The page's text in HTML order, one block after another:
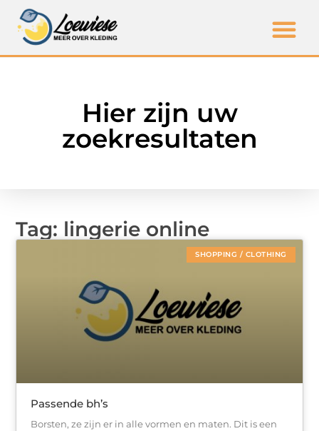
Hier zijn uw
zoekresultaten
Tag: lingerie online
SHOPPING / CLOTHING
Passende bh’s
Borsten, ze zijn er in alle vormen en maten. Dit is een